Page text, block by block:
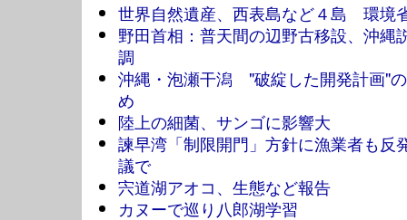
世界自然遺産、西表島など４島 環境
野田首相：普天間の辺野古移設、沖
調
沖縄・泡瀬干潟 "破綻した開発計画"
め
陸上の細菌、サンゴに影響大
諫早湾「制限開門」方針に漁業者も
議で
宍道湖アオコ、生態など報告
カヌーで巡り八郎湖学習